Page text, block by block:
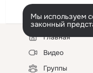
Мы используем
законный
Левая
колонкаГлавная
Видео
Группы